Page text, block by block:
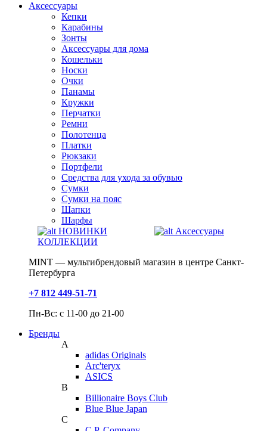
Аксессуары
Кепки
Карабины
Зонты
Аксессуары для дома
Кошельки
Носки
Очки
Панамы
Кружки
Перчатки
Ремни
Полотенца
Платки
Рюкзаки
Портфели
Средства для ухода за обувью
Сумки
Сумки на пояс
Шапки
Шарфы
НОВИНКИ
КОЛЛЕКЦИИ
Аксессуары
MINT — мультибрендовый магазин в центре Санкт-
Петербурга
+7 812 449-51-71
Пн-Вс: с 11-00 до 21-00
Бренды
A
adidas Originals
Arc'teryx
ASICS
B
Billionaire Boys Club
Blue Blue Japan
C